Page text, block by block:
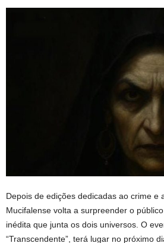
Depois de edições dedicadas ao crime e
Mucifalense volta a surpreender o
inédita que junta os dois universos. O
“Transcendente”, terá lugar no próximo